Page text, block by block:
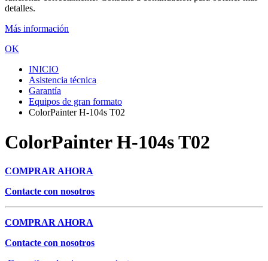
detalles.
Más información
OK
INICIO
Asistencia técnica
Garantía
Equipos de gran formato
ColorPainter H-104s T02
ColorPainter H-104s T02
COMPRAR AHORA
Contacte con nosotros
COMPRAR AHORA
Contacte con nosotros